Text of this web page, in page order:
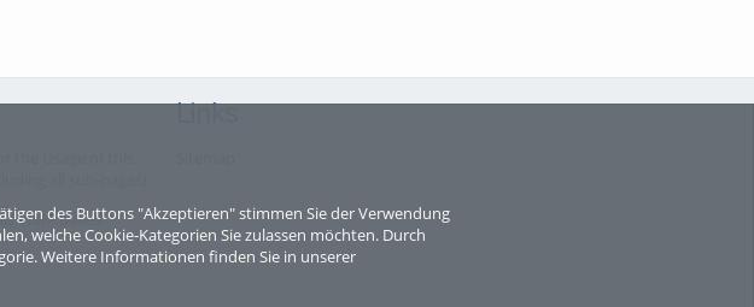
des Buttons "Akzeptieren" stimmen Sie der Verwendung
welche Cookie-Kategorien Sie zulassen möchten. Durch
Weitere Informationen finden Sie in unserer
ViMP based
Links